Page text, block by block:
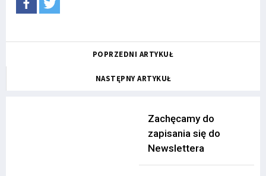
POPRZEDNI ARTYKUŁ
NASTĘPNY ARTYKUŁ
Zachęcamy do
zapisania się do
Newslettera